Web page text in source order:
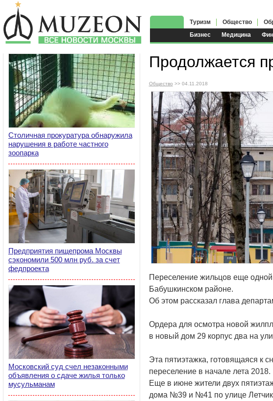
Бизнес Медицина
Туризм Общество
Столичная прокуратура обнаружила
нарушения в работе частного
зоопарка
Предприятия пищепрома Москвы
сэкономили 500 млн руб. за счет
федпроекта
Московский суд счел незаконными
объявления о сдаче жилья только
мусульманам
Продолжается
Общество >> 04.11.2018
Переселение жильцов еще
Бабушкинском районе.
Об этом рассказал глава
Ордера для осмотра новой
в новый дом 29 корпус два на
Эта пятиэтажка, готовящаяся к
переселение в начале лета 2018.
Еще в июне жители двух
дома №39 и №41 по улице